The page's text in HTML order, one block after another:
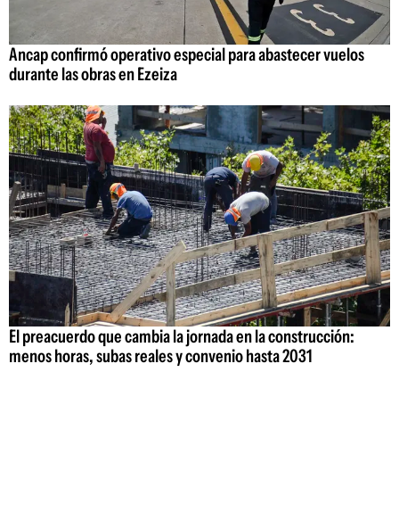
Ancap confirmó operativo especial para abastecer vuelos
durante las obras en Ezeiza
El preacuerdo que cambia la jornada en la construcción:
menos horas, subas reales y convenio hasta 2031